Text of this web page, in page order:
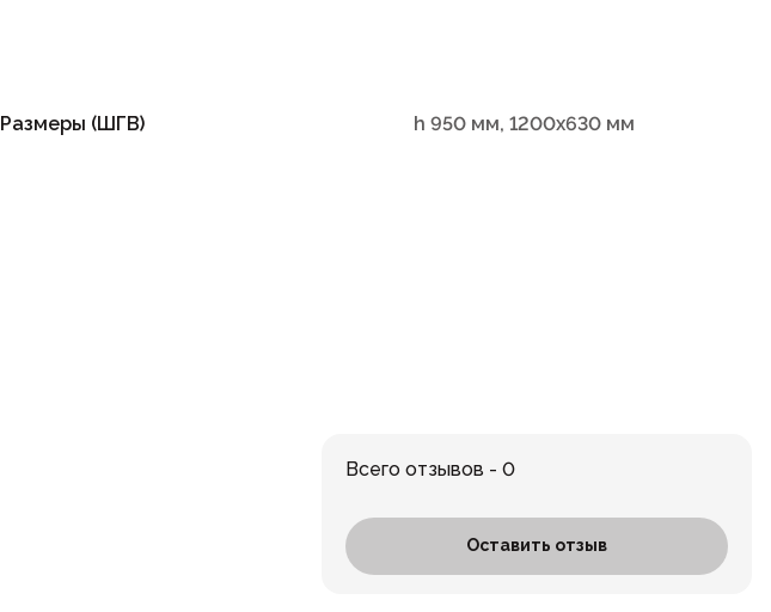
Размеры (ШГВ) h 950 мм, 1200х630 мм
Всего отзывов - 0
Оставить отзыв